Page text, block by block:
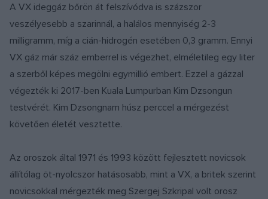
A VX ideggáz bőrön át felszívódva is százszor
veszélyesebb a szarinnál, a halálos mennyiség 2-3
milligramm, míg a cián-hidrogén esetében 0,3 gramm. Ennyi
VX gáz már száz emberrel is végezhet, elméletileg egy liter
a szerből képes megölni egymillió embert. Ezzel a gázzal
végezték ki 2017-ben Kuala Lumpurban Kim Dzsongun
testvérét. Kim Dzsongnam húsz perccel a mérgezést
követően életét vesztette.
Az oroszok által 1971 és 1993 között fejlesztett novicsok
állítólag öt-nyolcszor hatásosabb, mint a VX, a britek szerint
novicsokkal mérgezték meg Szergej Szkripal volt orosz